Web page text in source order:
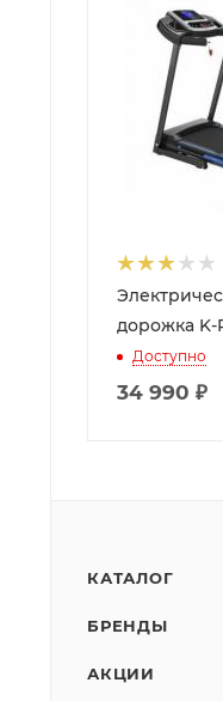
дорожка K-
Доступно
34 990 ₽
КАТАЛОГ
БРЕНДЫ
АКЦИИ